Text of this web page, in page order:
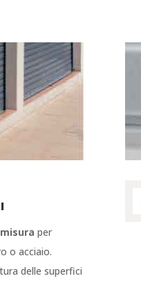
per
o acciaio.
delle superfici